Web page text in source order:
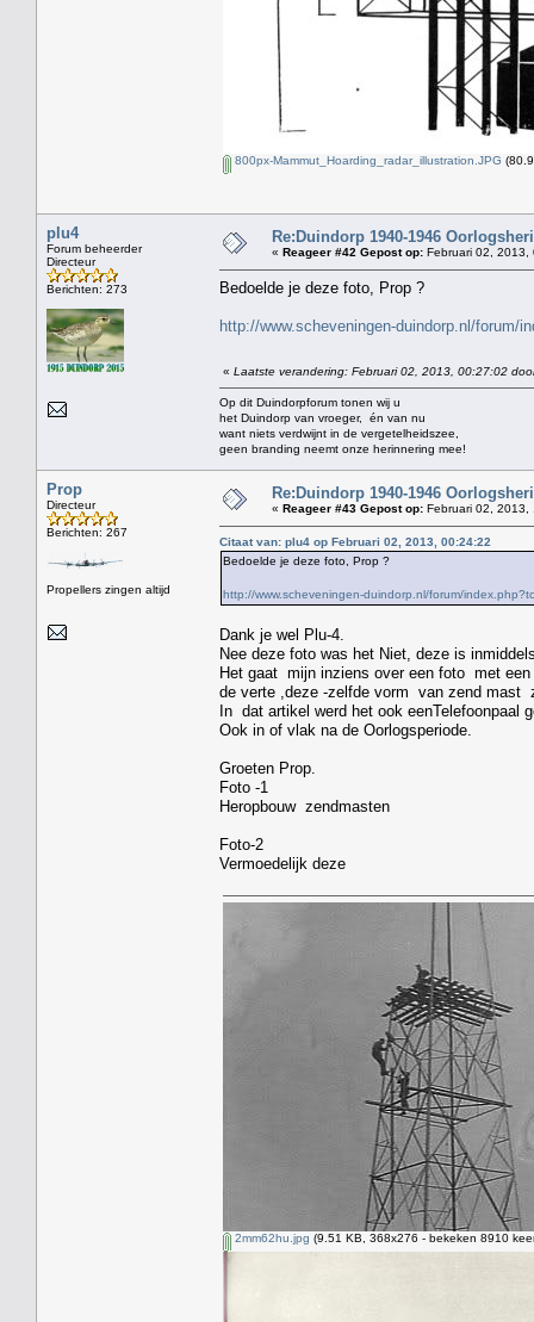
800px-Mammut_Hoarding_radar_illustration.JPG
plu4
Forum beheerder
Directeur
Berichten: 273
Re:Duindorp 1940-1946
« Reageer #42 Gepost op: Februari 02, 2013,
Bedoelde je deze foto, Prop ?
http://www.scheveningen-duindorp.nl/forum/
« Laatste verandering: Februari 02, 2013, 00:27:02
Op dit Duindorpforum tonen wij u
het Duindorp van vroeger, én van nu
want niets verdwijnt in de vergetelheidszee,
geen branding neemt onze herinnering mee!
Prop
Directeur
Berichten: 267
Propellers zingen altijd
Re:Duindorp 1940-1946
« Reageer #43 Gepost op: Februari 02, 2013,
Citaat van: plu4 op Februari 02, 2013, 00:24:22
Bedoelde je deze foto, Prop ?
http://www.scheveningen-duindorp.nl/forum/
Dank je wel Plu-4.
Nee deze foto was het Niet, deze is
Het gaat mijn inziens over een foto met een
de verte ,deze -zelfde vorm van zend mast
In dat artikel werd het ook eenTelefoonpaal
Ook in of vlak na de Oorlogsperiode.
Groeten Prop.
Foto -1
Heropbouw zendmasten
Foto-2
Vermoedelijk deze
2mm62hu.jpg (9.51 KB, 368x276 - bekeken 8910